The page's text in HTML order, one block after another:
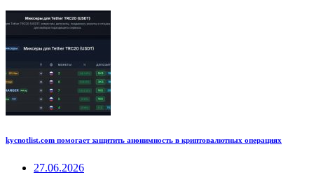
kycnotlist.com помогает защитить анонимность в криптовалютных операциях
27.06.2026